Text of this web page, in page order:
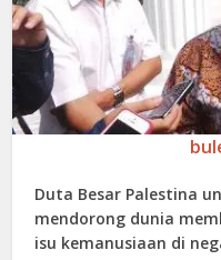
Duta Besar Palestina
mendorong dunia
isu kemanusiaan di